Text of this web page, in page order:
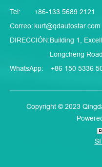
Tel:
+86-133 5689 2121
Correo: kurt@qdautostar.com
DIRECCIÓN:Building 1,
Longcheng
WhatsApp:
+86 150 5336
Copyright © 2023